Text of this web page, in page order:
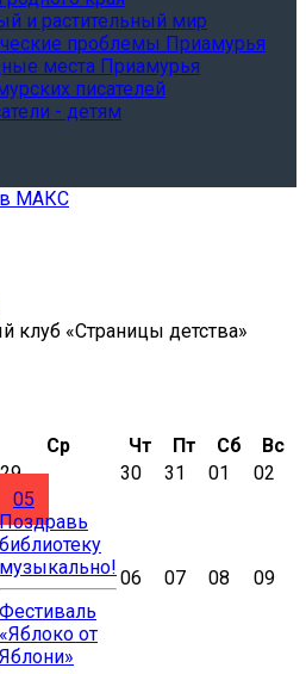
и растительный мир
проблемы Приамурья
места Приамурья
писателей
- детям
в МАКС
«Страницы детства»
Ср Чт Пт Сб
Вс
29 30 31 01 02
05
Поздравь
библиотеку
музыкально!
Фестиваль
«Яблоко от
Яблони»
06 07 08 09